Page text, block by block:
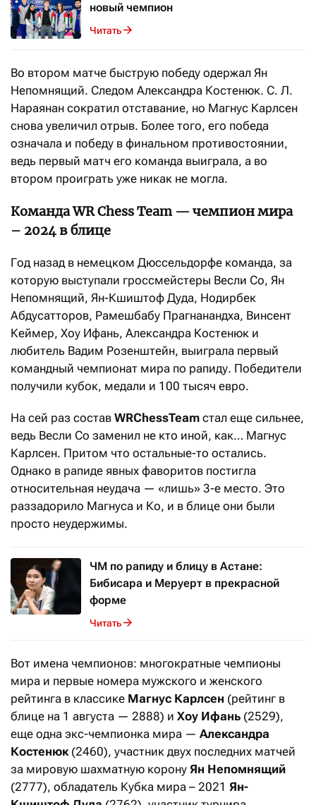
новый чемпион
Читать
Во втором матче быструю победу одержал Ян
Непомнящий. Следом Александра Костенюк. С. Л.
Нараянан сократил отставание, но Магнус Карлсен
снова увеличил отрыв. Более того, его победа
означала и победу в финальном противостоянии,
ведь первый матч его команда выиграла, а во
втором проиграть уже никак не могла.
Команда WR Chess Team — чемпион мира
– 2024 в блице
Год назад в немецком Дюссельдорфе команда, за
которую выступали гроссмейстеры Весли Со, Ян
Непомнящий, Ян-Кшиштоф Дуда, Нодирбек
Абдусатторов, Рамешбабу Прагнанандха, Винсент
Кеймер, Хоу Ифань, Александра Костенюк и
любитель Вадим Розенштейн, выиграла первый
командный чемпионат мира по рапиду. Победители
получили кубок, медали и 100 тысяч евро.
На сей раз состав WRChessTeam стал еще сильнее,
ведь Весли Со заменил не кто иной, как… Магнус
Карлсен. Притом что остальные-то остались.
Однако в рапиде явных фаворитов постигла
относительная неудача — «лишь» 3-е место. Это
раззадорило Магнуса и Ко, и в блице они были
просто неудержимы.
ЧМ по рапиду и блицу в Астане:
Бибисара и Меруерт в прекрасной
форме
Читать
Вот имена чемпионов: многократные чемпионы
мира и первые номера мужского и женского
рейтинга в классике Магнус Карлсен (рейтинг в
блице на 1 августа — 2888) и Хоу Ифань (2529),
еще одна экс-чемпионка мира — Александра
Костенюк(2460), участник двух последних матчей
за мировую шахматную корону Ян Непомнящий
(2777), обладатель Кубка мира – 2021 Ян-